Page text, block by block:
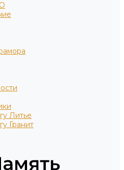
Литье
Гранит